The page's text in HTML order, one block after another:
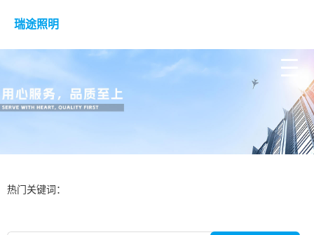
瑞途照明
热门关键词：